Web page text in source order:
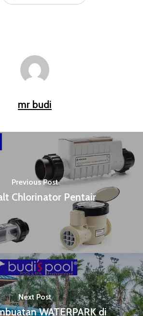
mr budi
Previous Post
Chlorinator Pentair
Next Post
WATERPARK di